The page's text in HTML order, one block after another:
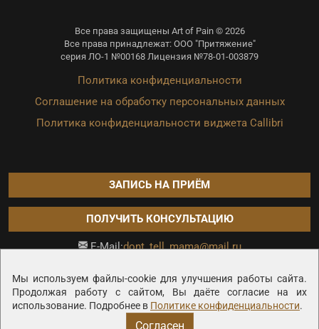
Мы используем файлы-cookie для улучшения работы сайта.
Продолжая работу с сайтом, Вы даёте согласие на их
использование. Подробнее в Политике конфиденциальности.
Согласен
Все права защищены Art of Pain © 2026
Все права принадлежат: ООО "Притяжение"
серия ЛО-1 №00168 Лицензия №78-01-003879
Политика конфиденциальности
Соглашение на обработку персональных данных
Политика конфиденциальности виджета Callibri
ЗАПИСЬ НА ПРИЁМ
ПОЛУЧИТЬ КОНСУЛЬТАЦИЮ
E-Mail:dont_tell_mama@mail.ru